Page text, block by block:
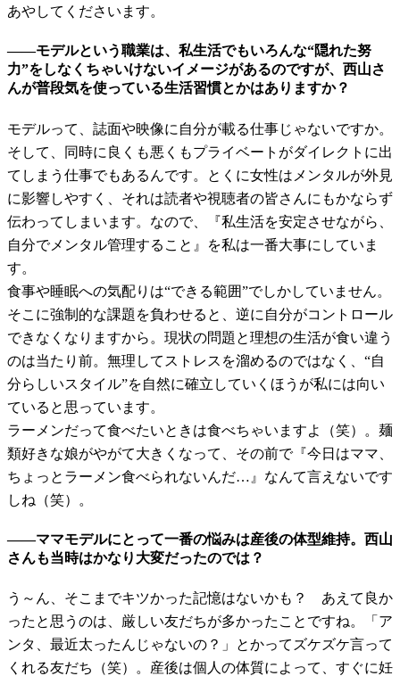
あやしてくださいます。
――モデルという職業は、私生活でもいろんな“隠れた努
力”をしなくちゃいけないイメージがあるのですが、西山さ
んが普段気を使っている生活習慣とかはありますか？
モデルって、誌面や映像に自分が載る仕事じゃないですか。
そして、同時に良くも悪くもプライベートがダイレクトに出
てしまう仕事でもあるんです。とくに女性はメンタルが外見
に影響しやすく、それは読者や視聴者の皆さんにもかならず
伝わってしまいます。なので、『私生活を安定させながら、
自分でメンタル管理すること』を私は一番大事にしていま
す。
食事や睡眠への気配りは“できる範囲”でしかしていません。
そこに強制的な課題を負わせると、逆に自分がコントロール
できなくなりますから。現状の問題と理想の生活が食い違う
のは当たり前。無理してストレスを溜めるのではなく、“自
分らしいスタイル”を自然に確立していくほうが私には向い
ていると思っています。
ラーメンだって食べたいときは食べちゃいますよ（笑）。麺
類好きな娘がやがて大きくなって、その前で『今日はママ、
ちょっとラーメン食べられないんだ…』なんて言えないです
しね（笑）。
――ママモデルにとって一番の悩みは産後の体型維持。西山
さんも当時はかなり大変だったのでは？
う～ん、そこまでキツかった記憶はないかも？ あえて良か
ったと思うのは、厳しい友だちが多かったことですね。「ア
ンタ、最近太ったんじゃないの？」とかってズケズケ言って
くれる友だち（笑）。産後は個人の体質によって、すぐに妊